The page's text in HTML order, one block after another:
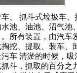
、 抓斗式垃圾车
池、油池、沼气池
所有装置，由汽车
挖、提取、装车、
车 清淤的时候，吸
斗，抓取的百分之